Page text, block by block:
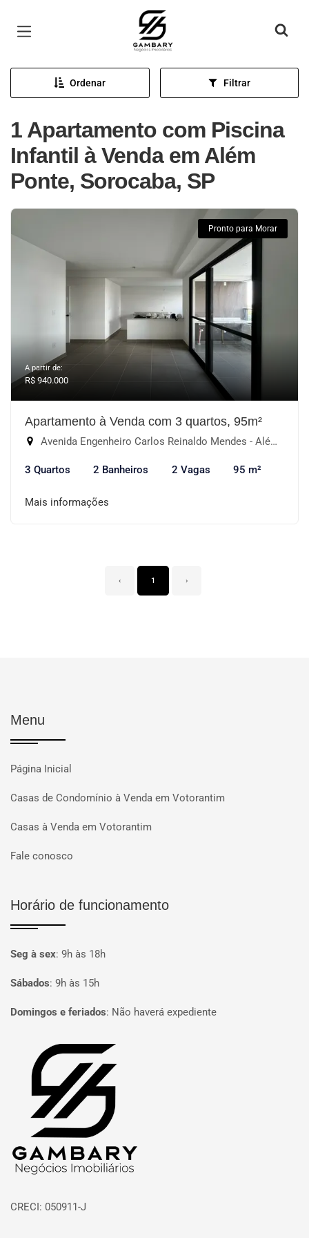
Página inicial
Ordenar Filtrar
1 Apartamento com Piscina
Infantil à Venda em Além
Ponte, Sorocaba, SP
Pronto para Morar
A partir de:
R$ 940.000
Apartamento à Venda com 3 quartos, 95m²
Avenida Engenheiro Carlos Reinaldo Mendes - Além Ponte, Sorocaba-SP
3 Quartos 2 Banheiros 2 Vagas 95 m²
Mais informações
‹ 1 ›
Menu
Página Inicial
Casas de Condomínio à Venda em Votorantim
Casas à Venda em Votorantim
Fale conosco
Horário de funcionamento
Seg à sex: 9h às 18h
Sábados: 9h às 15h
Domingos e feriados: Não haverá expediente
Página inicial
CRECI: 050911-J